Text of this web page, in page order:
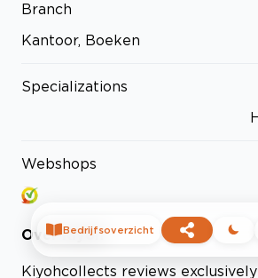
Branch
Kantoor, Boeken
Specializations
Webshops
Over Kiyoh
Kiyohcollects reviews
Bedrijfsoverzicht